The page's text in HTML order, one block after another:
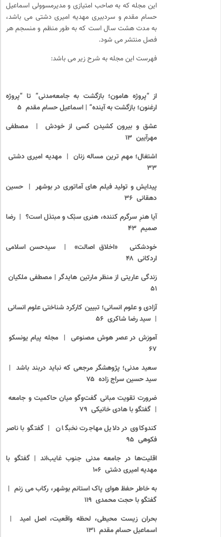
این مجله که به صاحب امتیازی و مدیرمسوولی اسماعیل
حسام مقدم و سردبیری مهدیه امیری دشتی می باشد،
به مدت هشت سال است که به طور منظم و منسجم هر
فصل منتشر می شود.
فهرست این مجله به شرح زیر می باشد:
از “پروژه هامون؛ بازگشت به جامعهمدنی“ تا “پروژه
ارغنون؛ بازگشت به آینده“ | اسماعیل حسام مقدم ۵
عشق و بیرون کشیدن کسی از خودش | مصطفی
مهرآیین ۱۳
اشتغال؛ مهم ترین مساله زنان | مهدیه امیری دشتی
۳۳
پیدایش و تولید فیلم های آماتوری در بوشهر | حسین
دهقانی ۳۶
آیا هنرِ سرگرم ‏کننده، هنری سبُک و مبتذل است؟ | رضا
صمیم ۴۳
خودشکنی «اخلاق اصالت» | سیدحسن اسلامی
اردکانی ۴۸
زندگی عاریتی از منظر مارتین هایدگر | مصطفی ملکیان
۵۱
آزادی و علوم انسانی؛ تبیین کارکرد شناختی علوم انسانی
| سید رضا شاکری ۵۶
آموزش در عصر هوش مصنوعی | مجله پیام یونسکو
۶۷
سعید مدنی؛ پژوهشگر مرجعی که نباید دربند باشد |
سید حسین سراج زاده ۷۵
ضرورت تقویت مبانی گفتوگو میان حاکمیت و جامعه
| گفتگو با هادی خانیکی ۷۹
کندوکاوی در دلایل مهاجرت نخبگان | گفتگو با ناصر
فکوهی ۹۵
اقلیتها در جامعه مدنی جنوب غایباند | گفتگو با
مهدیه امیری دشتی ۱۰۶
به خاطر حفظ هوای پاک استانم بوشهر، رکاب می زنم |
گفتگو با حجت محمدی ۱۱۹
بحران زیست محیطی، لحظه واقعیت، اصل امید |
اسماعیل حسام مقدم ۱۳۱